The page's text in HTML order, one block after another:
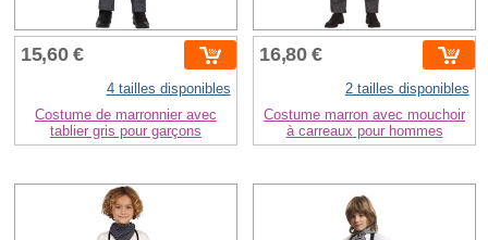
15,60 €
4 tailles disponibles
Costume de marronnier avec
tablier gris pour garçons
16,80 €
2 tailles disponibles
Costume marron avec mouchoir
à carreaux pour hommes